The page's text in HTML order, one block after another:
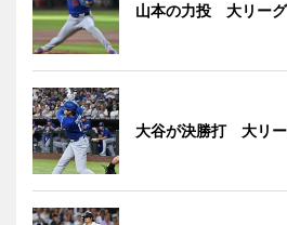
山本の力投 大リーグ
大谷が決勝打 大リ